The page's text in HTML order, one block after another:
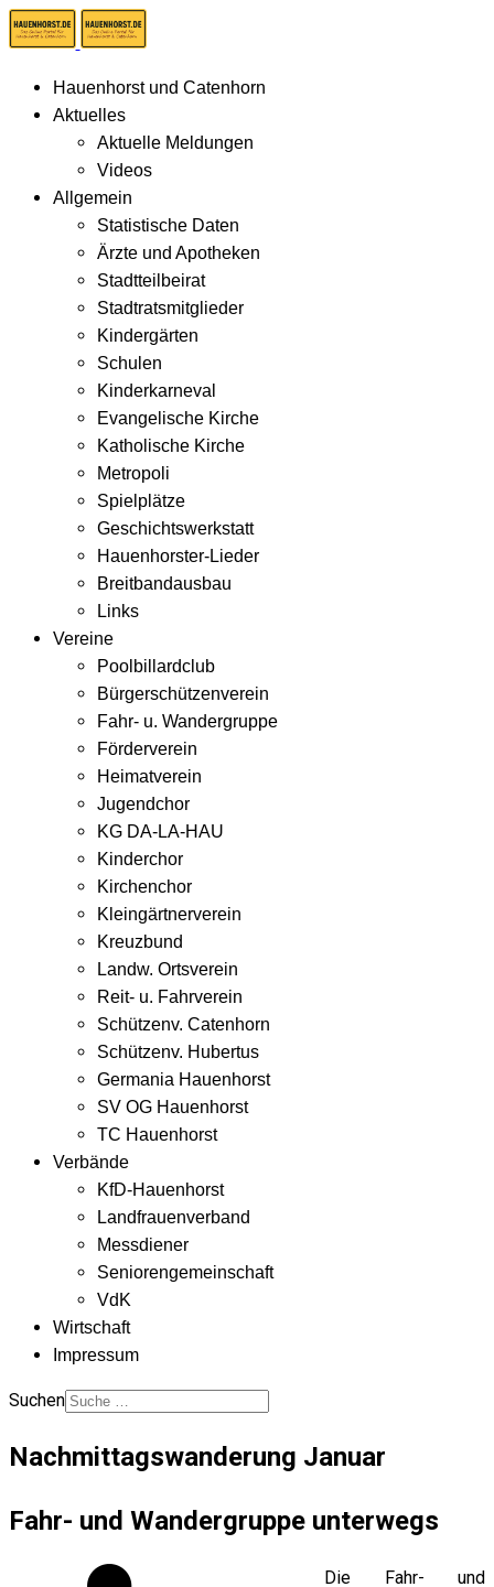
Hauenhorst und Catenhorn
Aktuelles
Aktuelle Meldungen
Videos
Allgemein
Statistische Daten
Ärzte und Apotheken
Stadtteilbeirat
Stadtratsmitglieder
Kindergärten
Schulen
Kinderkarneval
Evangelische Kirche
Katholische Kirche
Metropoli
Spielplätze
Geschichtswerkstatt
Hauenhorster-Lieder
Breitbandausbau
Links
Vereine
Poolbillardclub
Bürgerschützenverein
Fahr- u. Wandergruppe
Förderverein
Heimatverein
Jugendchor
KG DA-LA-HAU
Kinderchor
Kirchenchor
Kleingärtnerverein
Kreuzbund
Landw. Ortsverein
Reit- u. Fahrverein
Schützenv. Catenhorn
Schützenv. Hubertus
Germania Hauenhorst
SV OG Hauenhorst
TC Hauenhorst
Verbände
KfD-Hauenhorst
Landfrauenverband
Messdiener
Seniorengemeinschaft
VdK
Wirtschaft
Impressum
Suchen
Nachmittagswanderung Januar
Fahr- und Wandergruppe unterwegs
Die Fahr- und